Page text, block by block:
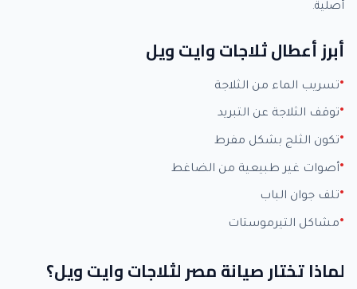
أصلية.
أبرز أعطال ثلاجات وايت ويل
تسريب الماء من الثلاجة
توقف الثلاجة عن التبريد
تكون الثلج بشكل مفرط
أصوات غير طبيعية من الضاغط
تلف جوان الباب
مشاكل التيرموستات
لماذا تختار صيانة مصر لثلاجات وايت ويل؟